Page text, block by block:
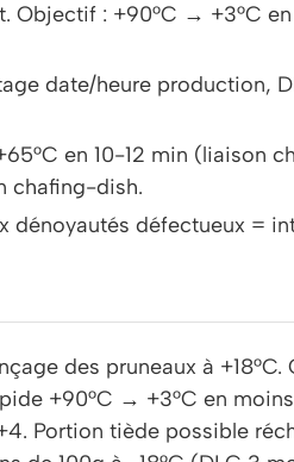
Objectif : +90°C → +3°C
date/heure production,
en 10-12 min (liaison
chafing-dish.
dénoyautés défectueux =
des pruneaux à
+90°C → +3°C en
Portion tiède possible